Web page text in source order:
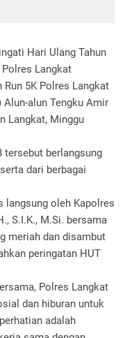
Hari Ulang Tahun
Polres Langkat
Run 5K Polres Langkat
Alun-alun Tengku Amir
Langkat, Minggu
tersebut berlangsung
dari berbagai
langsung oleh Kapolres
S.I.K., M.Si. bersama
meriah dan disambut
peringatan HUT
Polres Langkat
dan hiburan untuk
adalah